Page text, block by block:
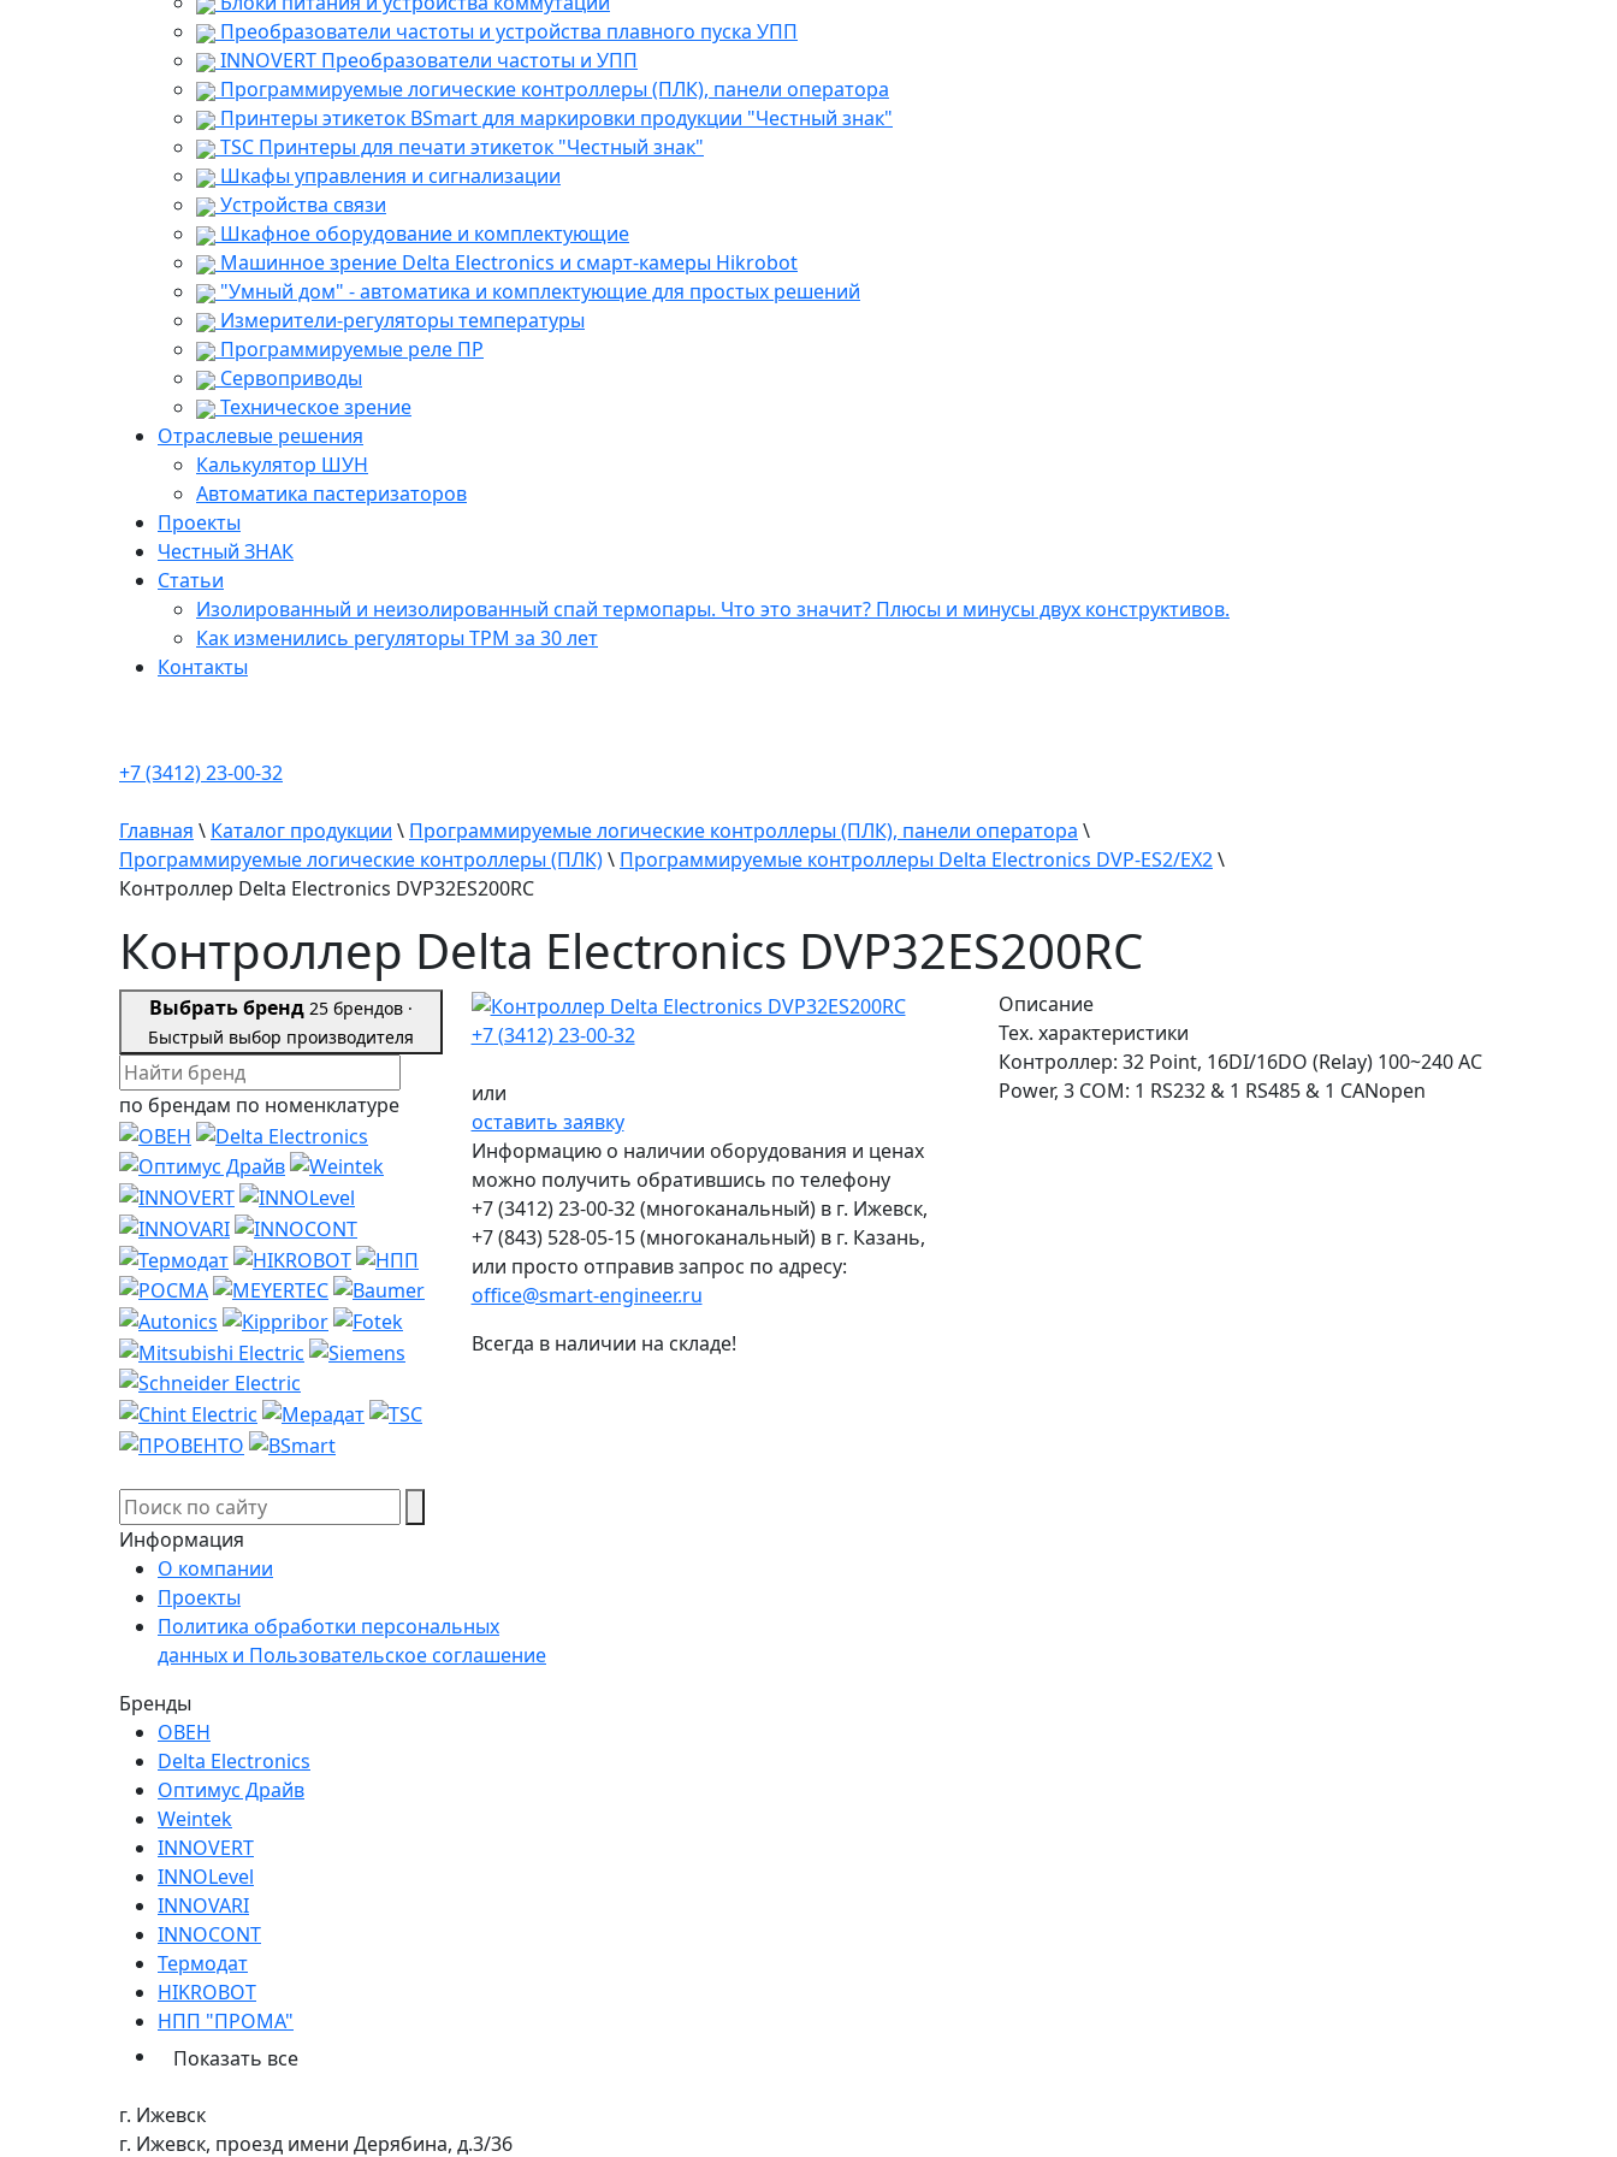
Преобразователи частоты и устройства плавного пуска УПП
INNOVERT Преобразователи частоты и УПП
Программируемые логические контроллеры (ПЛК), панели оператора
Принтеры этикеток BSmart для маркировки продукции "Честный знак"
TSC Принтеры для печати этикеток "Честный знак"
Шкафы управления и сигнализации
Устройства связи
Шкафное оборудование и комплектующие
Машинное зрение Delta Electronics и смарт-камеры Hikrobot
"Умный дом" - автоматика и комплектующие для простых решений
Измерители-регуляторы температуры
Программируемые реле ПР
Сервоприводы
Техническое зрение
Отраслевые решения
Калькулятор ШУН
Автоматика пастеризаторов
Проекты
Честный ЗНАК
Статьи
Изолированный и неизолированный спай термопары. Что это значит? Плюсы и минусы двух конструктивов.
Как изменились регуляторы ТРМ за 30 лет
Контакты
+7 (3412) 23-00-32
Главная \ Каталог продукции \ Программируемые логические контроллеры (ПЛК), панели оператора \
Программируемые логические контроллеры (ПЛК)\ Программируемые контроллеры Delta Electronics DVP-ES2/EX2\
Контроллер Delta Electronics DVP32ES200RC
Контроллер Delta Electronics DVP32ES200RC
Выбрать бренд 25 брендов ·
Быстрый выбор производителя
по брендам по номенклатуре
+7 (3412) 23-00-32
или
оставить заявку
Информацию о наличии оборудования и ценах
можно получить обратившись по телефону
+7 (3412) 23-00-32(многоканальный) в г. Ижевск,
+7 (843) 528-05-15(многоканальный) в г. Казань,
или просто отправив запрос по адресу:
office@smart-engineer.ru
Описание
Тех. характеристики
Контроллер: 32 Point, 16DI/16DO (Relay) 100~240 AC
Power, 3 COM: 1 RS232 & 1 RS485 & 1 CANopen
Всегда в наличии на складе!
Информация
О компании
Проекты
Политика обработки персональных
данных и Пользовательское соглашение
Бренды
ОВЕН
Delta Electronics
Оптимус Драйв
Weintek
INNOVERT
INNOLevel
INNOVARI
INNOCONT
Термодат
HIKROBOT
НПП "ПРОМА"
Показать все
г. Ижевск
г. Ижевск, проезд имени Дерябина, д.3/36